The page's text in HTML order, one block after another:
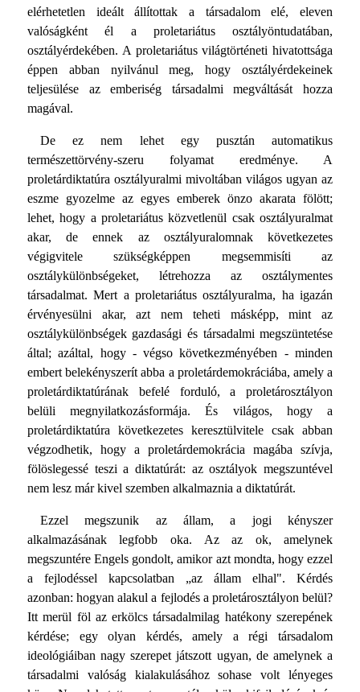
elérhetetlen ideált állítottak a társadalom elé, eleven
valóságként él a proletariátus osztályöntudatában,
osztályérdekében. A proletariátus világtörténeti hivatottsága
éppen abban nyilvánul meg, hogy osztályérdekeinek
teljesülése az emberiség társadalmi megváltását hozza
magával.
De ez nem lehet egy pusztán automatikus
természettörvény-szeru folyamat eredménye. A
proletárdiktatúra osztályuralmi mivoltában világos ugyan az
eszme gyozelme az egyes emberek önzo akarata fölött;
lehet, hogy a proletariátus közvetlenül csak osztályuralmat
akar, de ennek az osztályuralomnak következetes
végigvitele szükségképpen megsemmisíti az
osztálykülönbségeket, létrehozza az osztálymentes
társadalmat. Mert a proletariátus osztályuralma, ha igazán
érvényesülni akar, azt nem teheti másképp, mint az
osztálykülönbségek gazdasági és társadalmi megszüntetése
által; azáltal, hogy - végso következményében - minden
embert belekényszerít abba a proletárdemokráciába, amely a
proletárdiktatúrának befelé forduló, a proletárosztályon
belüli megnyilatkozásformája. És világos, hogy a
proletárdiktatúra következetes keresztülvitele csak abban
végzodhetik, hogy a proletárdemokrácia magába szívja,
fölöslegessé teszi a diktatúrát: az osztályok megszuntével
nem lesz már kivel szemben alkalmaznia a diktatúrát.
Ezzel megszunik az állam, a jogi kényszer
alkalmazásának legfobb oka. Az az ok, amelynek
megszuntére Engels gondolt, amikor azt mondta, hogy ezzel
a fejlodéssel kapcsolatban „az állam elhal". Kérdés
azonban: hogyan alakul a fejlodés a proletárosztályon belül?
Itt merül föl az erkölcs társadalmilag hatékony szerepének
kérdése; egy olyan kérdés, amely a régi társadalom
ideológiáiban nagy szerepet játszott ugyan, de amelynek a
társadalmi valóság kialakulásához sohase volt lényeges